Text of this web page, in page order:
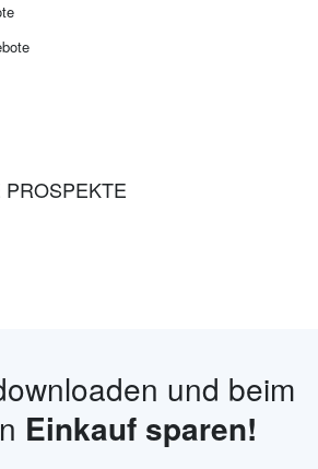
und beim
Einkauf sparen!